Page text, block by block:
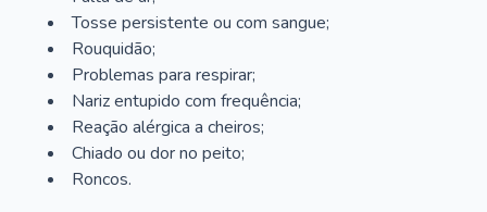
Tosse persistente ou com sangue;
Rouquidão;
Problemas para respirar;
Nariz entupido com frequência;
Reação alérgica a cheiros;
Chiado ou dor no peito;
Roncos.